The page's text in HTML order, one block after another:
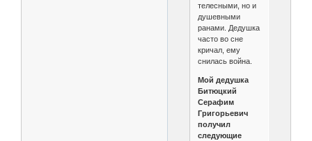
телесными, но и
душевными
ранами. Дедушка
часто во сне
кричал, ему
снилась война.
Мой дедушка
Битюцкий
Серафим
Григорьевич
получил
следующие